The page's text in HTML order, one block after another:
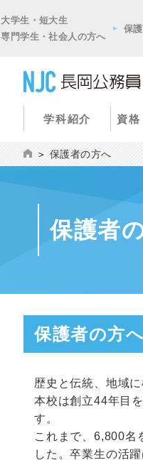
大学生・短大生
専門学生・社会人の方へ
保
学科紹介 資格
保護者の方へ
保護者
保護者の方へ
歴史と伝統、地域
本校は創立44年目
す。
これまで、6,800名
した。卒業生の活